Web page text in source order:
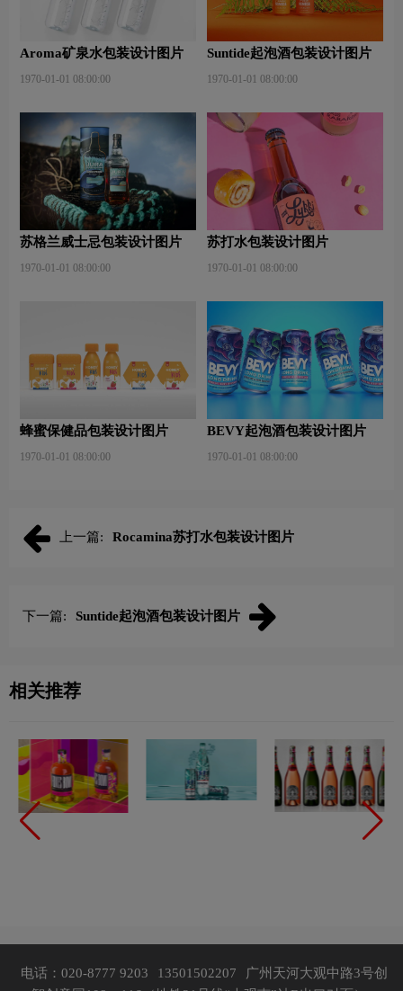
Aroma矿泉水包装设计图片
1970-01-01 08:00:00
Suntide起泡酒包装设计图片
1970-01-01 08:00:00
苏格兰威士忌包装设计图片
1970-01-01 08:00:00
苏打水包装设计图片
1970-01-01 08:00:00
蜂蜜保健品包装设计图片
1970-01-01 08:00:00
BEVY起泡酒包装设计图片
1970-01-01 08:00:00
上一篇: Rocamina苏打水包装设计图片
下一篇: Suntide起泡酒包装设计图片
相关推荐
电话：020-8777 9203 13501502207
广州天河大观中路3号创